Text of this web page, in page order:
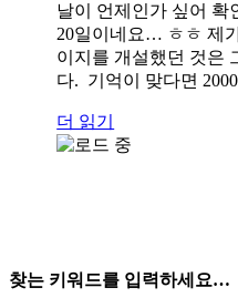
날이 언제인가 싶어 확
20일이네요… ㅎㅎ 제
이지를 개설했던 것은
다. 기억이 맞다면
더 읽기
찾는 키워드를 입력하세요…